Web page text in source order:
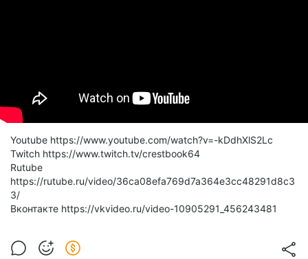
Youtube https://www.youtube.com/watch?v=-kDdhXlS2Lc
Twitch https://www.twitch.tv/crestbook64
Rutube
https://rutube.ru/video/36ca08efa769d7a364e3cc48291d8c3
3/
Вконтакте https://vkvideo.ru/video-10905291_456243481